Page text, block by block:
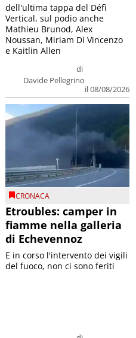
di
Davide Pellegrino
il 08/08/2026
dell'ultima tappa del Défì
Vertical, sul podio anche
Mathieu Brunod, Alex
Noussan, Miriam Di Vincenzo
e Kaitlin Allen
CRONACA
Etroubles: camper in
fiamme nella galleria
di Echevennoz
E in corso l'intervento dei vigili
del fuoco, non ci sono feriti